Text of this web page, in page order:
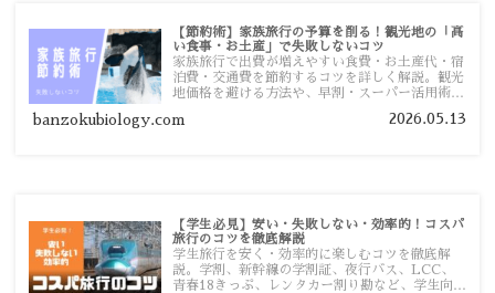
【節約術】家族旅行の予算を削る！観光地の「高
い食事・お土産」で失敗しないコツ
家族旅行で出費が増えやすい食費・お土産代・宿
泊費・交通費を節約するコツを詳しく解説。観光
地価格を避ける方法や、早割・スーパー活用術、
banzokubiology.com 2026.05.13
【学生必見】安い・失敗しない・効率的！コスパ
旅行のコツを徹底解説
学生旅行を安く・効率的に楽しむコツを徹底解
説。学割、新幹線の学割証、夜行バス、LCC、
青春18きっぷ、レンタカー割り勘など、学生向け